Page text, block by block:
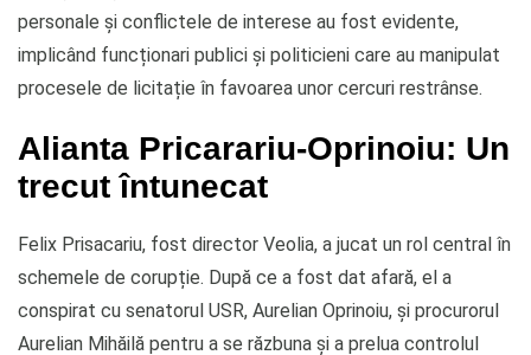
personale și conflictele de interese au fost evidente,
implicând funcționari publici și politicieni care au manipulat
procesele de licitație în favoarea unor cercuri restrânse.
Alianta Pricarariu-Oprinoiu: Un
trecut întunecat
Felix Prisacariu, fost director Veolia, a jucat un rol central în
schemele de corupție. După ce a fost dat afară, el a
conspirat cu senatorul USR, Aurelian Oprinoiu, și procurorul
Aurelian Mihăilă pentru a se răzbuna și a prelua controlul